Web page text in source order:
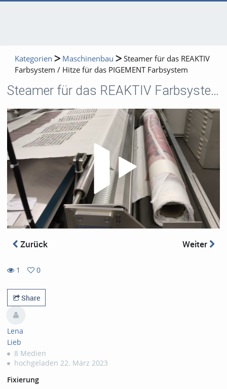
Kategorien Maschinenbau
Steamer für das REAKTIV
Farbsystem / Hitze für das PIGEMENT Farbsystem
Steamer für das REAKTIV Farbsystem / Hitze für das PIGEMENT Farbsystem
Zurück Weiter
1
views
0
favorites
Share
Lena
Lieb
8 Medien
hochgeladen 22. März 2023
Fixierung